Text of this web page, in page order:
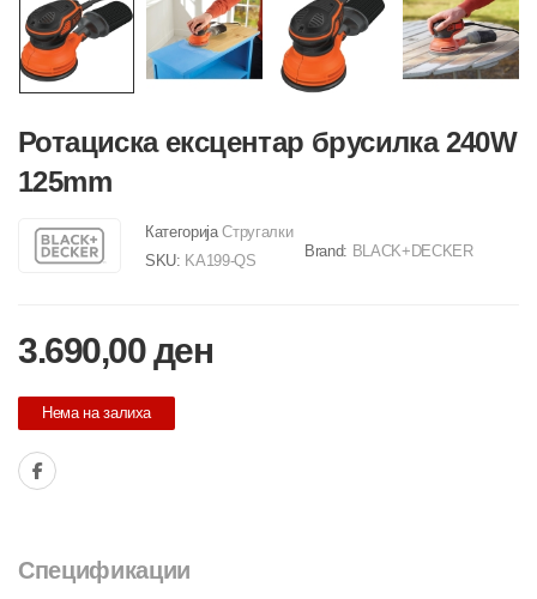
Ротациска ексцентар брусилка 240W
125mm
КатегоријаСтругалки
SKU: KA199-QS
Brand: BLACK+DECKER
3.690,00ден
Нема на залиха
Спецификации